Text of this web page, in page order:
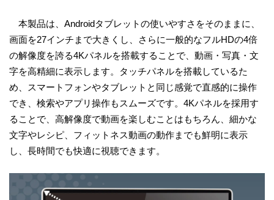
本製品は、Androidタブレットの使いやすさをそのままに、
画面を27インチまで大きくし、さらに一般的なフルHDの4倍
の解像度を誇る4Kパネルを搭載することで、動画・写真・文
字を高精細に表示します。タッチパネルを搭載しているた
め、スマートフォンやタブレットと同じ感覚で直感的に操作
でき、検索やアプリ操作もスムーズです。4Kパネルを採用す
ることで、高解像度で動画を楽しむことはもちろん、細かな
文字やレシピ、フィットネス動画の動作までも鮮明に表示
し、長時間でも快適に視聴できます。